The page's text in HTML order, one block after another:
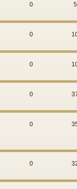
0
0
0
0
0
0